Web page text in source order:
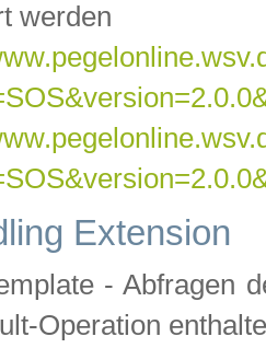
werden
Extension
- Abfragen
Operation